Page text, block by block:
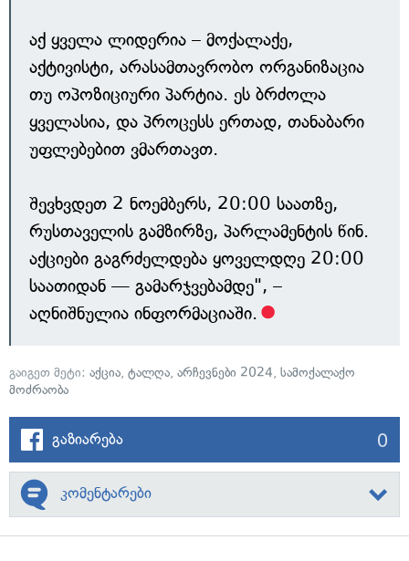
აქ ყველა ლიდერია – მოქალაქე,
აქტივისტი, არასამთავრობო ორგანიზაცია
თუ ოპოზიციური პარტია. ეს ბრძოლა
ყველასია, და პროცესს ერთად, თანაბარი
უფლებებით ვმართავთ.
შევხვდეთ 2 ნოემბერს, 20:00 საათზე,
რუსთაველის გამზირზე, პარლამენტის წინ.
აქციები გაგრძელდება ყოველდღე 20:00
საათიდან — გამარჯვებამდე", –
აღნიშნულია ინფორმაციაში.
გაიგეთ მეტი: აქცია, ტალღა, არჩევნები 2024, სამოქალაქო
მოძრაობა
გაზიარება 0
კომენტარები